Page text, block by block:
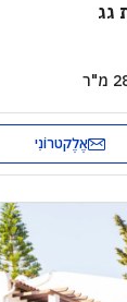
גג
מ"ר
אֶלֶקטרוֹנִי